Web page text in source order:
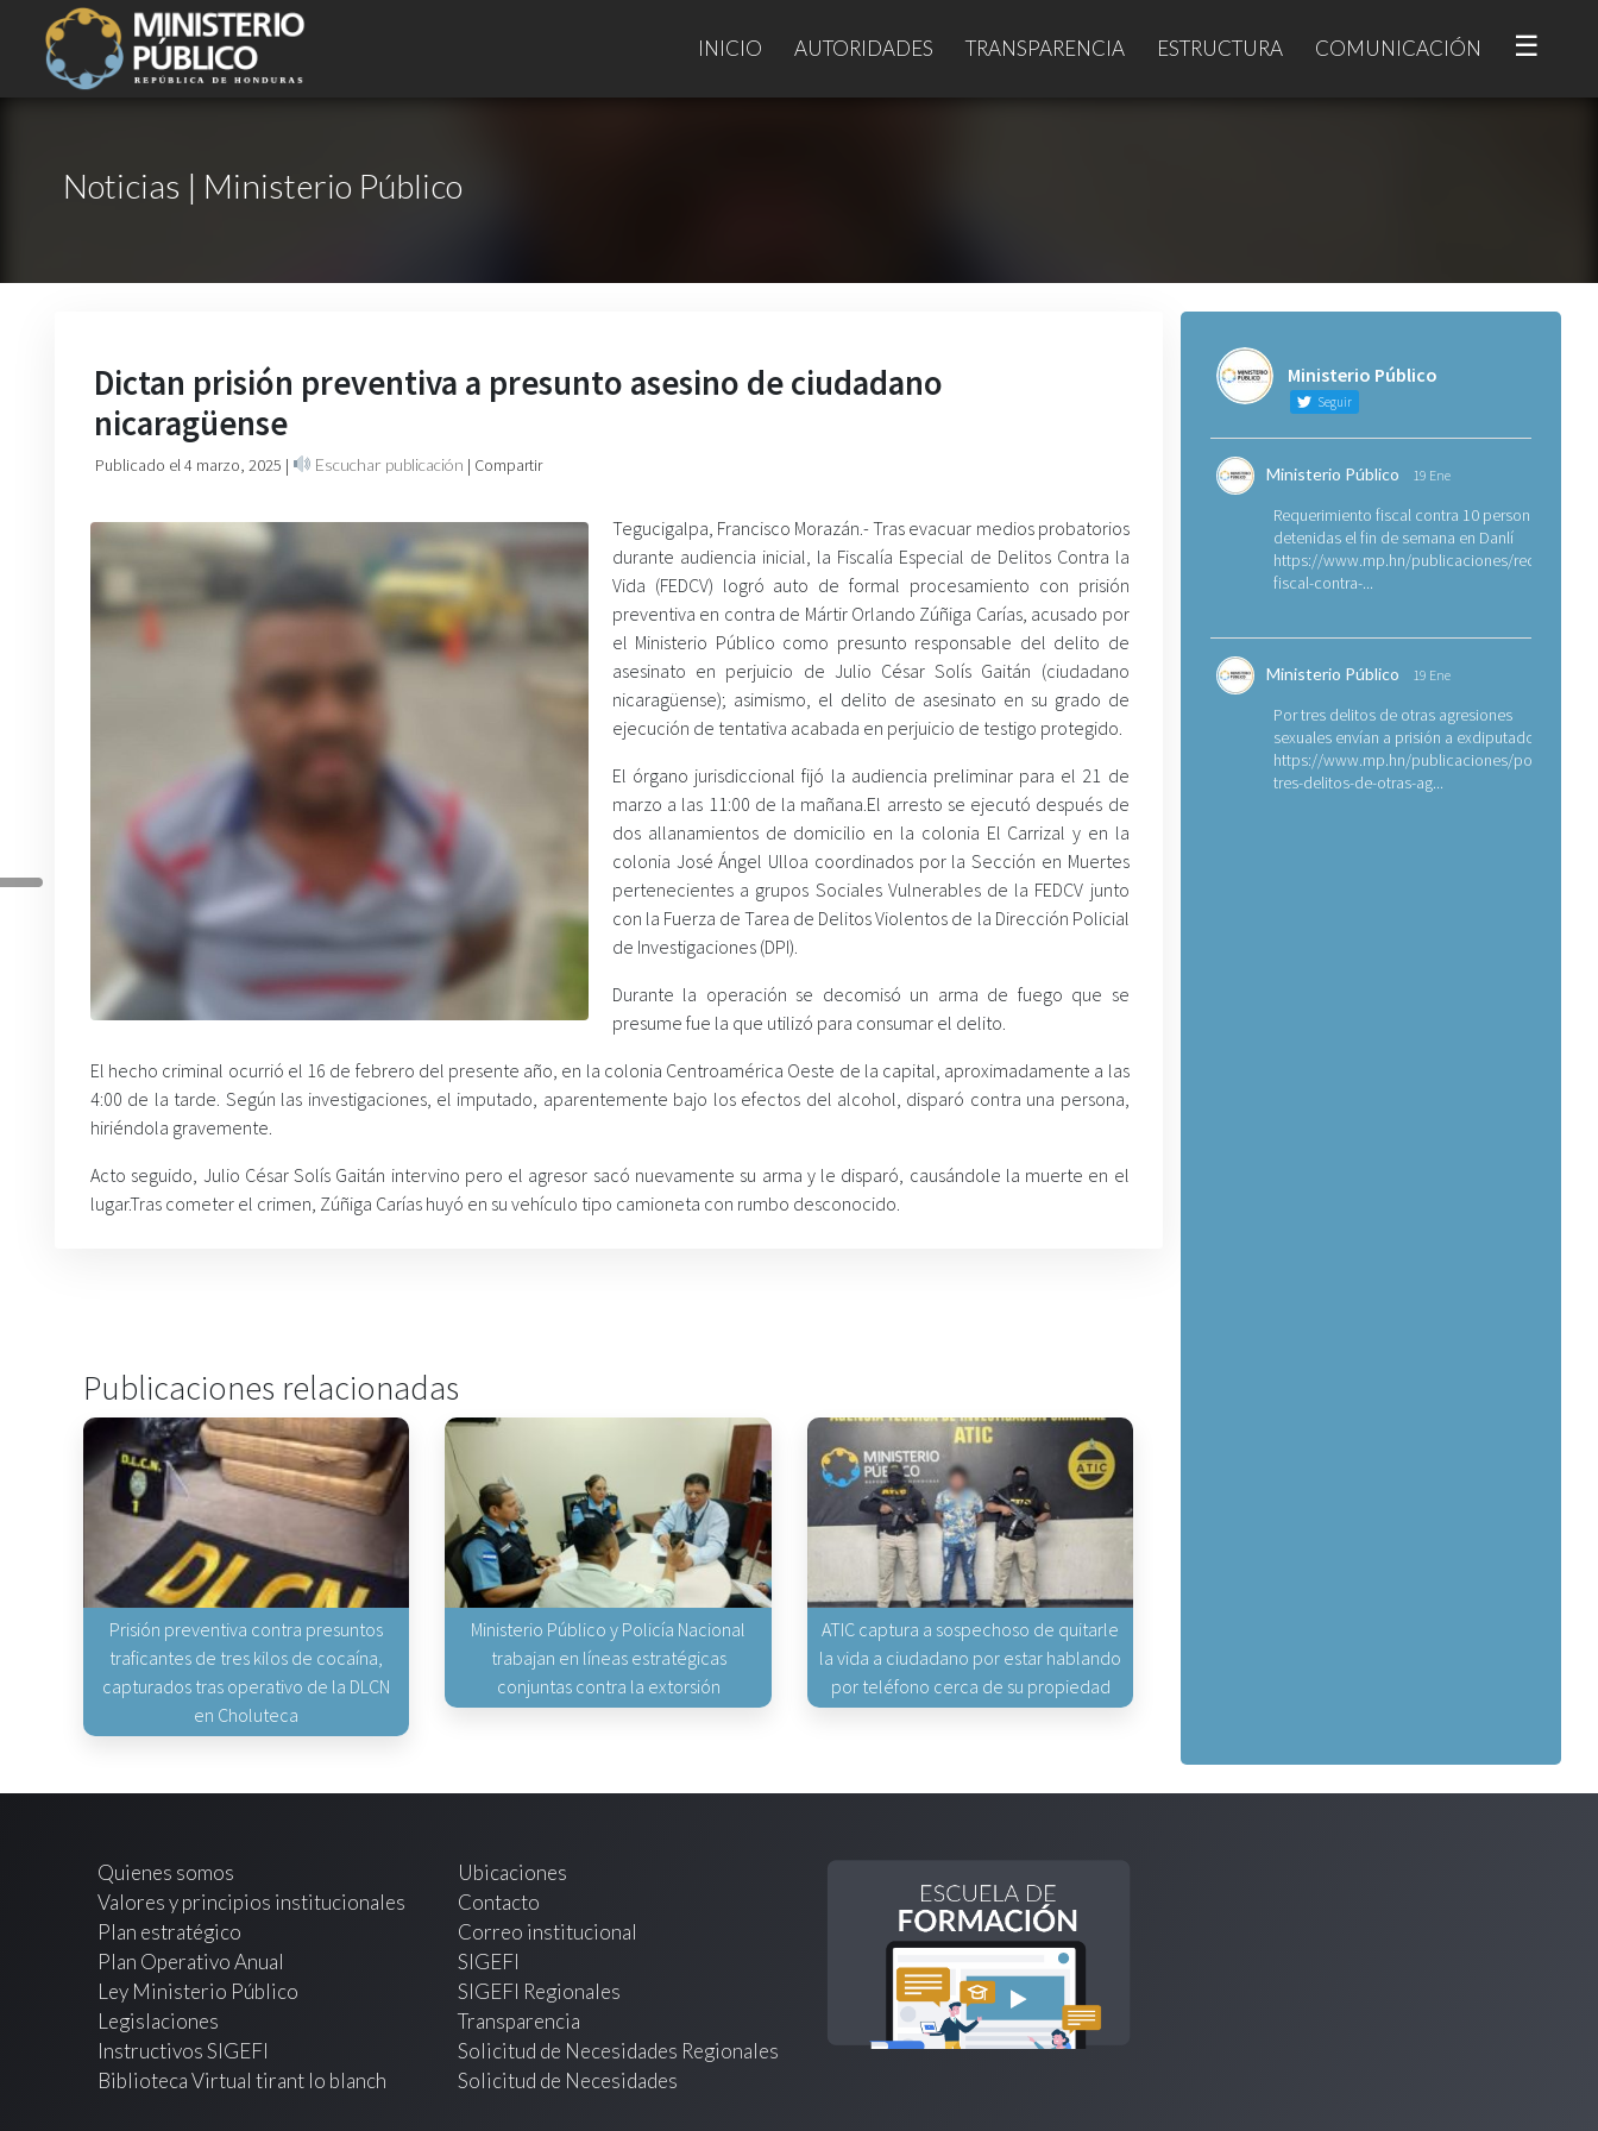
INICIO AUTORIDADES TRANSPARENCIA ESTRUCTURA COMUNICACIÓN ☰
Noticias | Ministerio Público
Dictan prisión preventiva a presunto asesino de ciudadano
nicaragüense
Publicado el 4 marzo, 2025 | Escuchar publicación | Compartir
Tegucigalpa, Francisco Morazán.- Tras evacuar medios probatorios
durante audiencia inicial, la Fiscalía Especial de Delitos Contra la
Vida (FEDCV) logró auto de formal procesamiento con prisión
preventiva en contra de Mártir Orlando Zúñiga Carías, acusado por
el Ministerio Público como presunto responsable del delito de
asesinato en perjuicio de Julio César Solís Gaitán (ciudadano
nicaragüense); asimismo, el delito de asesinato en su grado de
ejecución de tentativa acabada en perjuicio de testigo protegido.
El órgano jurisdiccional fijó la audiencia preliminar para el 21 de
marzo a las 11:00 de la mañana.El arresto se ejecutó después de
dos allanamientos de domicilio en la colonia El Carrizal y en la
colonia José Ángel Ulloa coordinados por la Sección en Muertes
pertenecientes a grupos Sociales Vulnerables de la FEDCV junto
con la Fuerza de Tarea de Delitos Violentos de la Dirección Policial
de Investigaciones (DPI).
Durante la operación se decomisó un arma de fuego que se
presume fue la que utilizó para consumar el delito.
El hecho criminal ocurrió el 16 de febrero del presente año, en la colonia Centroamérica Oeste de la capital, aproximadamente a las
4:00 de la tarde. Según las investigaciones, el imputado, aparentemente bajo los efectos del alcohol, disparó contra una persona,
hiriéndola gravemente.
Acto seguido, Julio César Solís Gaitán intervino pero el agresor sacó nuevamente su arma y le disparó, causándole la muerte en el
lugar.Tras cometer el crimen, Zúñiga Carías huyó en su vehículo tipo camioneta con rumbo desconocido.
Publicaciones relacionadas
Prisión preventiva contra presuntos
traficantes de tres kilos de cocaína,
capturados tras operativo de la DLCN
en Choluteca
Ministerio Público y Policía Nacional
trabajan en líneas estratégicas
conjuntas contra la extorsión
ATIC captura a sospechoso de quitarle
la vida a ciudadano por estar hablando
por teléfono cerca de su propiedad
Ministerio Público
Seguir
Ministerio Público 19 Ene
Requerimiento fiscal contra 10 personas
detenidas el fin de semana en Danlí
https://www.mp.hn/publicaciones/
fiscal-contra-...
Ministerio Público 19 Ene
Por tres delitos de otras agresiones
sexuales envían a prisión a exdiputado
https://www.mp.hn/publicaciones/por-
tres-delitos-de-otras-ag...
Quienes somos
Valores y principios institucionales
Plan estratégico
Plan Operativo Anual
Ley Ministerio Público
Legislaciones
Instructivos SIGEFI
Biblioteca Virtual tirant lo blanch
Ubicaciones
Contacto
Correo institucional
SIGEFI
SIGEFI Regionales
Transparencia
Solicitud de Necesidades Regionales
Solicitud de Necesidades